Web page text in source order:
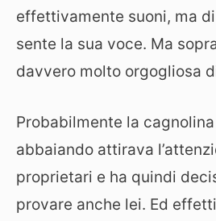
effettivamente suoni, ma
sente la sua voce. Ma
davvero molto orgogliosa
Probabilmente la
abbaiando attirava
proprietari e ha quindi
provare anche lei. Ed